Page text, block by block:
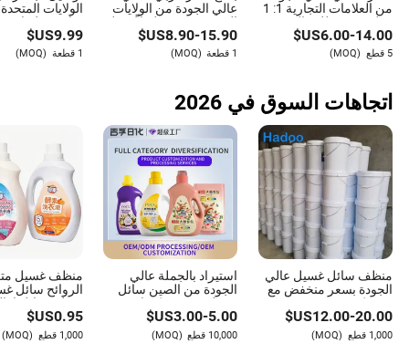
من العلامات التجارية 1: 1
عطر مصمم للرجال
100ml عطور أصلية
US$6.00-14.00
5 قطع (MOQ)
عالي الجودة من الولايات
المتحدة، يدوم طويلاً، عطر
مصمم مع إيصال 1: 1
نسخة مقلدة من عطر
علامة تجارية فاخرة
US$8.90-15.90
1 قطعة (MOQ)
نماذج عطر
عطر كولون
معطرات جو
US$9.99
1 قطعة (MOQ)
اتجاهات السوق في 2026
منظف سائل غسيل عالي
الجودة بسعر منخفض مع
تعبئة كبيرة
US$12.00-20.00
1,000 قطع (MOQ)
استيراد بالجملة عالي
الجودة من الصين سائل
غسيل عضوي بكميات
كبيرة زجاجة تنظيف
منتجات التنظيف صابون
مسحوق الغسيل للبقع
US$3.00-5.00
10,000 قطع (MOQ)
منظف غسيل
الروائح سائل
منزلي سائل
العميقة إنزيمات
تنظيف لطيف
صديق للبيئة
US$0.95
1,000 قطع (MOQ)